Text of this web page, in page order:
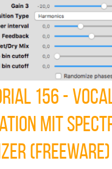
156 -
mit
(Freeware)